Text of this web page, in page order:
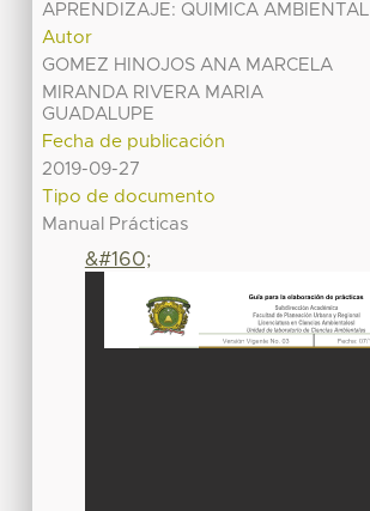
APRENDIZAJE: QUIMICA AMBIENTAL
Autor
GOMEZ HINOJOS ANA MARCELA
MIRANDA RIVERA MARIA
GUADALUPE
Fecha de publicación
2019-09-27
Tipo de documento
Manual Prácticas
&#160;